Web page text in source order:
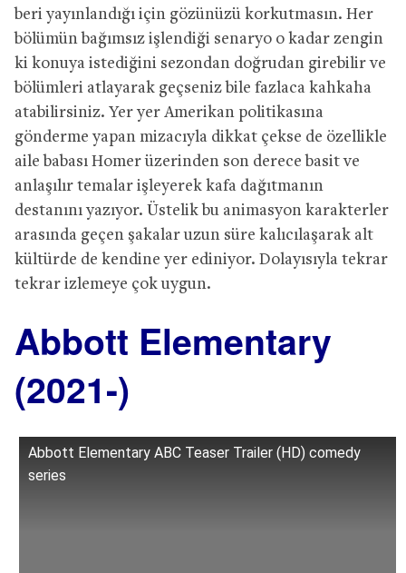
beri yayınlandığı için gözünüzü korkutmasın. Her
bölümün bağımsız işlendiği senaryo o kadar zengin
ki konuya istediğini sezondan doğrudan girebilir ve
bölümleri atlayarak geçseniz bile fazlaca kahkaha
atabilirsiniz. Yer yer Amerikan politikasına
gönderme yapan mizacıyla dikkat çekse de özellikle
aile babası Homer üzerinden son derece basit ve
anlaşılır temalar işleyerek kafa dağıtmanın
destanını yazıyor. Üstelik bu animasyon karakterler
arasında geçen şakalar uzun süre kalıcılaşarak alt
kültürde de kendine yer ediniyor. Dolayısıyla tekrar
tekrar izlemeye çok uygun.
Abbott Elementary
(2021-)
Abbott Elementary ABC Teaser Trailer (HD) comedy
series